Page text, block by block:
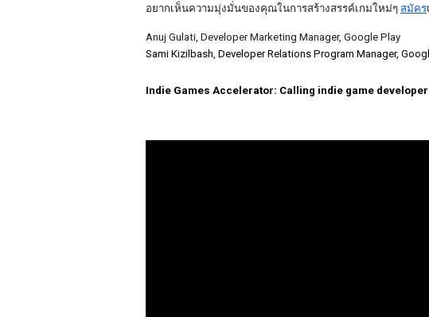
อยากเห็นความมุ่งมั่นของคุณในการสร้างสรรค์เกมใหม่ๆ สมัคร
Anuj Gulati, Developer Marketing Manager, Google Play
Sami Kizilbash, Developer Relations Program Manager,
Indie Games Accelerator: Calling indie game